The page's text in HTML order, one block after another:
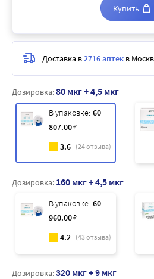
Дозировка:80 мкг + 4,5 мкг
В упаковке: 60
807.00₽
3.6 (24отзыва)
Дозировка: 160 мкг + 4,5 мкг
В упаковке: 60
960.00₽
4.2 (43отзыва)
Дозировка:320 мкг + 9 мкг
Купить
Доставка в2716 аптек в